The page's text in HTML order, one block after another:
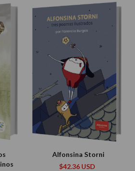
Alfonsina Storni
$42.36 USD